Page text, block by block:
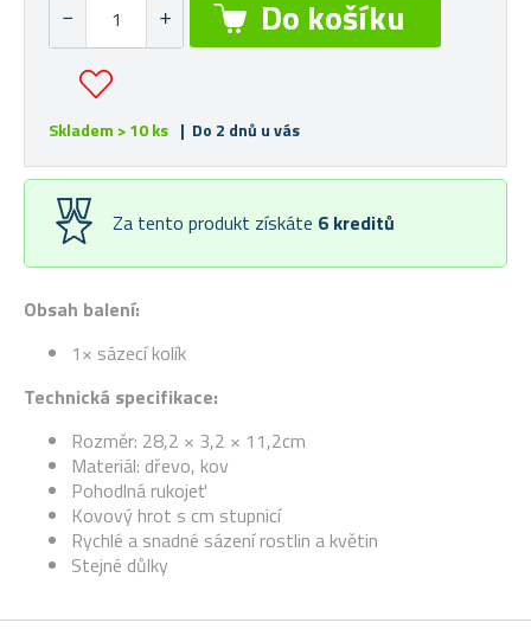
Obsah balení:
1× sázecí kolík
Technická specifikace:
Rozměr: 28,2 × 3,2 × 11,2cm
Materiál: dřevo, kov
Pohodlná rukojeť
Kovový hrot s cm stupnicí
Rychlé a snadné sázení rostlin a květin
Stejné důlky
Skladem > 10 ks | Do 2 dnů u vás
Za tento produkt získáte 6 kreditů